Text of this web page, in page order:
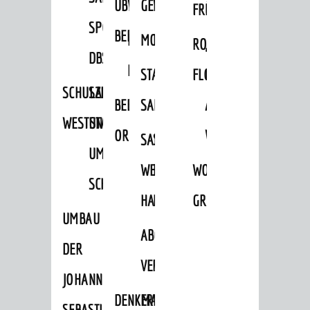
SPORTHALLE
DBS
SCHULZENTRUM
WESTSTADT
SANIERUNG-
UND
UMBAUMASSNAHME S
CHLOSS
UMBAU
DER
JOHANN-
ÜBER
BEBAUUNGSPLÄNE
VERFAHREN
BEBAUUNGSPLÄNE
KERNSTADT
BEBAUUNGSPLÄNE
ORTSTEILE
EINZELHANDELSKONZEPT
MOBILFUNKKONZEPT
LÄRMAKTIONSPLAN
STADTERNEUERUNG/-
SANIERUNG
SANIERUNG
WESTLICH
HAUPTBAHNHOF
SANIERUNGSGEBIET
HILDEBRANDSCHE
MÜHLE
ABGESCHLOSSENE
VERFAHREN
DENKMALSCHUTZ
ERHALTUNGSSATZUNGEN
FRÜHLING
HERBST
RODENSTEINER
FLOHMARKT
„WOINEM
LIVE“
AM
WINDECKPLATZ
WOCHENMARKT
GROOVE